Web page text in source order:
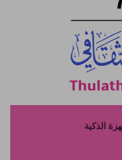
الذكية